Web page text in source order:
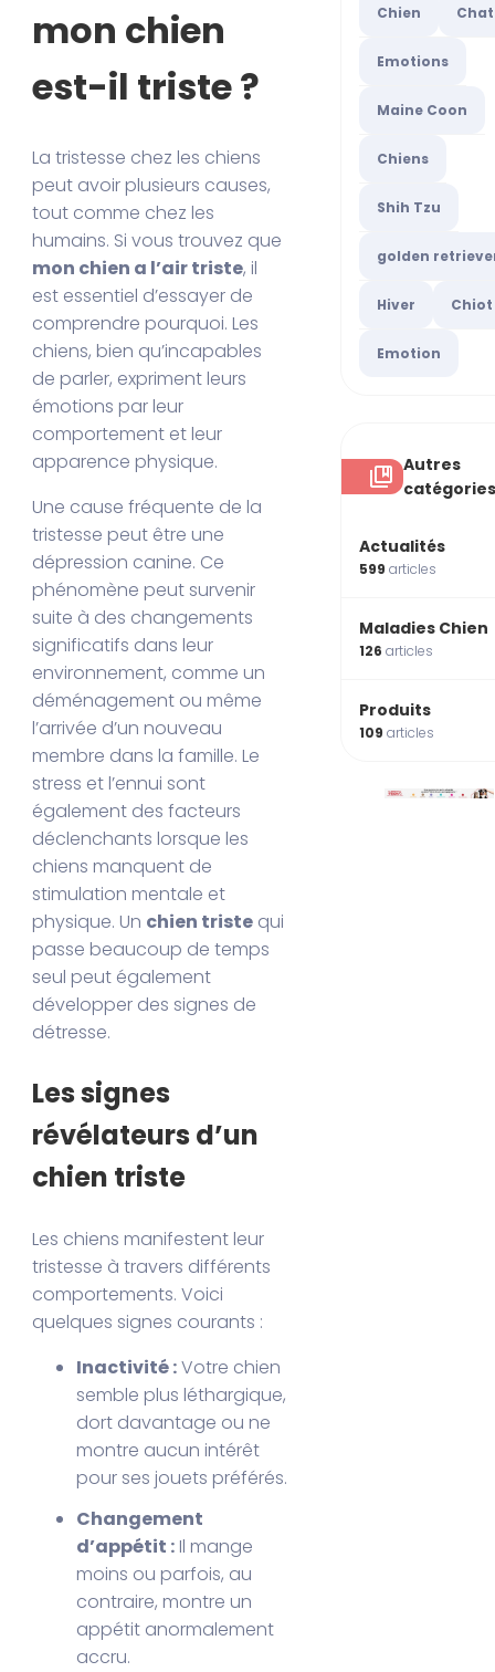
mon chien
est-il triste ?
La tristesse chez les chiens
peut avoir plusieurs causes,
tout comme chez les
humains. Si vous trouvez que
mon chien a l’air triste, il
est essentiel d’essayer de
comprendre pourquoi. Les
chiens, bien qu’incapables
de parler, expriment leurs
émotions par leur
comportement et leur
apparence physique.
Une cause fréquente de la
tristesse peut être une
dépression canine. Ce
phénomène peut survenir
suite à des changements
significatifs dans leur
environnement, comme un
déménagement ou même
l’arrivée d’un nouveau
membre dans la famille. Le
stress et l’ennui sont
également des facteurs
déclenchants lorsque les
chiens manquent de
stimulation mentale et
physique. Un chien triste qui
passe beaucoup de temps
seul peut également
développer des signes de
détresse.
Les signes
révélateurs d’un
chien triste
Les chiens manifestent leur
tristesse à travers différents
comportements. Voici
quelques signes courants :
Inactivité :Votre chien
semble plus léthargique,
dort davantage ou ne
montre aucun intérêt
pour ses jouets préférés.
Changement
d’appétit : Il mange
moins ou parfois, au
contraire, montre un
appétit anormalement
accru.
Chien Chat
Emotions
Maine Coon
Chiens
Shih Tzu
golden
Hiver Chiot
Emotion
Autres
Actualités
599articles
Maladies Chien
126articles
Produits
109articles